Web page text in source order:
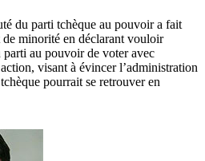
du parti tchèque au pouvoir a fait
minorité en déclarant vouloir
au pouvoir de voter avec
visant à évincer l’administration
pourrait se retrouver en